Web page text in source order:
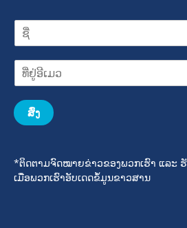
ສົ່ງ
*ຕິດຕາມຈົດໝາຍຂ່າວຂອງພວກເຮົາ ແລະ
ເມື່ອພວກເຮົາອັບເດດຂໍ້ມູນຂາວສານ